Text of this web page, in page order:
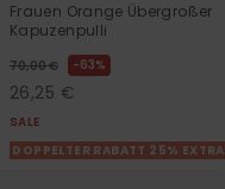
Frauen Orange Übergroßer
Kapuzenpulli
70,00 € 63%
26,25 €
SALE
DOPPELTER RABATT 25% EXTRA